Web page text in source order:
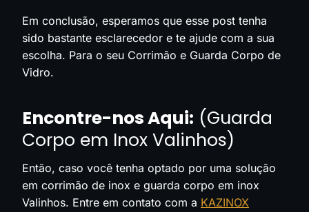
Em conclusão, esperamos que esse post tenha
sido bastante esclarecedor e te ajude com a sua
escolha. Para o seu Corrimão e Guarda Corpo de
Vidro.
Encontre-nos Aqui: (Guarda
Corpo em Inox Valinhos)
Então, caso você tenha optado por uma solução
em corrimão de inox e guarda corpo em inox
Valinhos. Entre em contato com a KAZINOX